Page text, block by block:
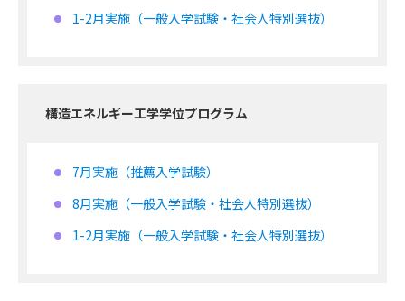
1-2月実施（一般入学試験・社会人特別選抜）
構造エネルギー工学学位プログラム
7月実施（推薦入学試験）
8月実施（一般入学試験・社会人特別選抜）
1-2月実施（一般入学試験・社会人特別選抜）